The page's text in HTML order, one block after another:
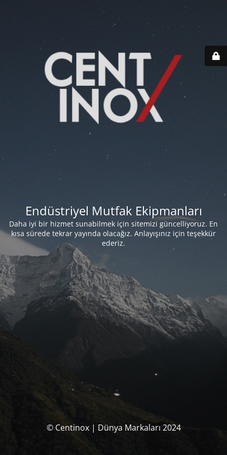
Endüstriyel Mutfak Ekipmanları
Daha iyi bir hizmet sunabilmek için sitemizi güncelliyoruz. En
kısa sürede tekrar yayında olacağız. Anlayışınız için teşekkür
ederiz.
© Centinox | Dünya Markaları 2024